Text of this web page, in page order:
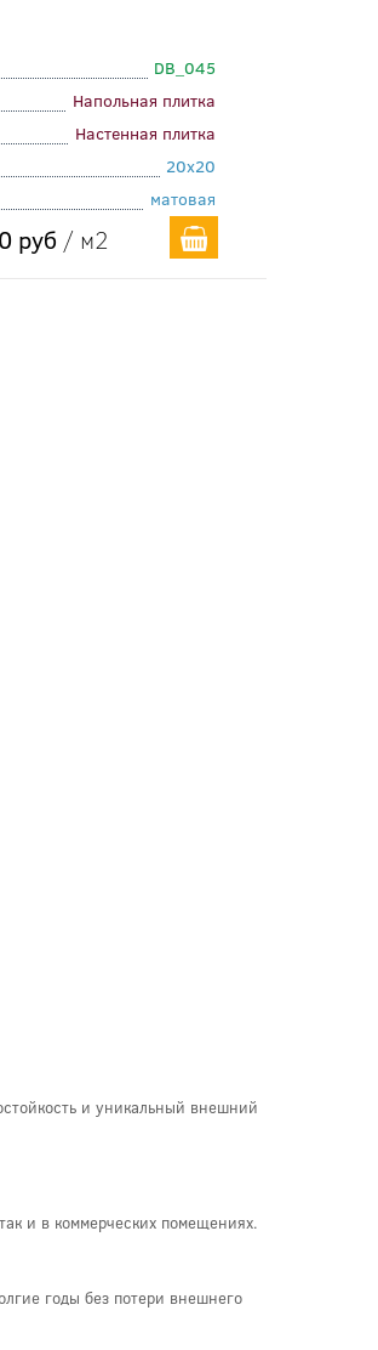
DB_045
Напольная плитка
Настенная плитка
20x20
матовая
руб / м2
и уникальный внешний
и в коммерческих помещениях.
годы без потери внешнего